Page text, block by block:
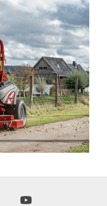
Linkedin